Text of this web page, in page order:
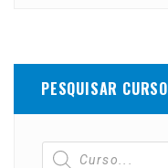
PESQUISAR CURSO